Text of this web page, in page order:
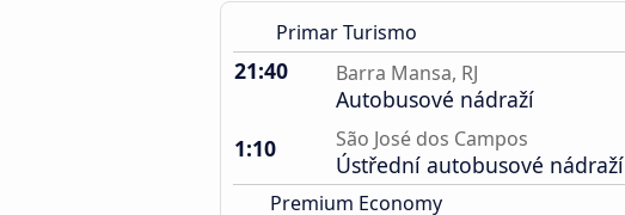
Primar Turismo
21:40 Barra Mansa, RJ
Autobusové nádraží
1:10
São José dos Campos
Ústřední autobusové nádraží
Premium Economy